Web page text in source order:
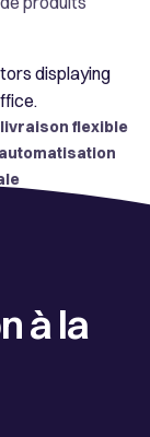
flexible
à la